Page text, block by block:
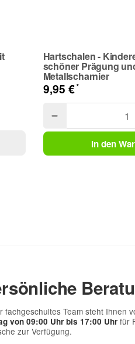
Hartschalen -
schöner Prägung
Metallscharnier
9,95 €*
In den
fachgeschultes Team steht Ihnen
von 09:00 Uhr bis 17:00 Uhr für
zur Verfügung.